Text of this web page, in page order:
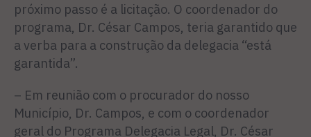
próxi­mo passo é a licitação. O coor­denador do
programa, Dr. César Campos, teria garantido que
a verba para a construção da dele­gacia “está
garantida”.
– Em reunião com o procu­rador do nosso
Município, Dr. Campos, e com o coordenador
geral do Programa Delegacia Legal, Dr. César